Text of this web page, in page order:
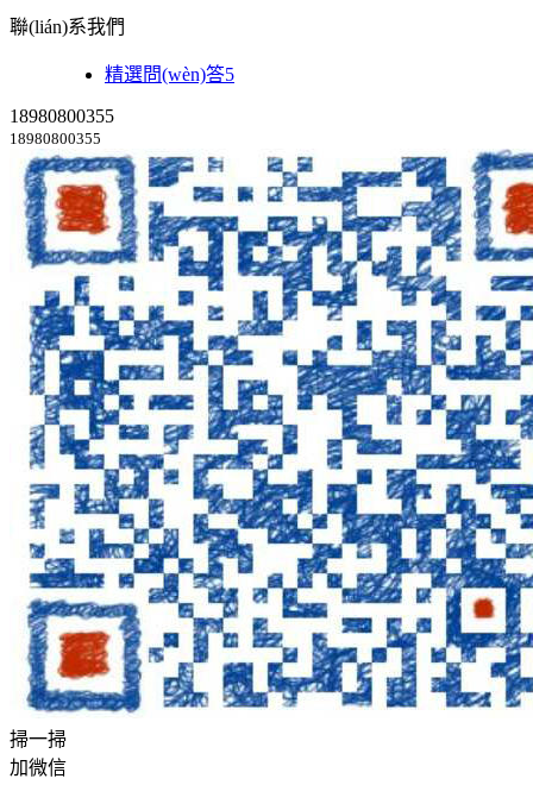
聯(lián)系我們
精選問(wèn)答5
18980800355
18980800355
掃一掃
加微信